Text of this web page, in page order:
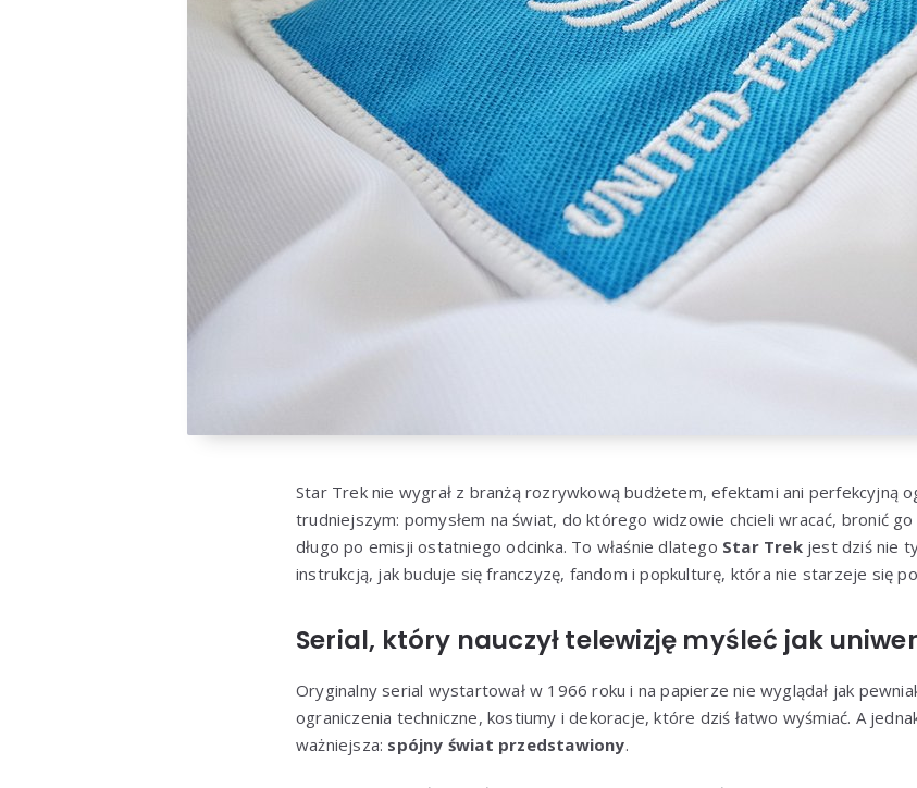
Star Trek nie wygrał z branżą rozrywkową budżetem, efektami ani perfekcyjną
trudniejszym: pomysłem na świat, do którego widzowie chcieli wracać, bronić
długo po emisji ostatniego odcinka. To właśnie dlatego Star Trekjest dziś nie
instrukcją, jak buduje się franczyzę, fandom i popkulturę, która nie starzeje się
Serial, który nauczył telewizję myśleć jak
Oryginalny serial wystartował w 1966 roku i na papierze nie wyglądał jak
ograniczenia techniczne, kostiumy i dekoracje, które dziś łatwo wyśmiać. A
ważniejsza: spójny świat przedstawiony.